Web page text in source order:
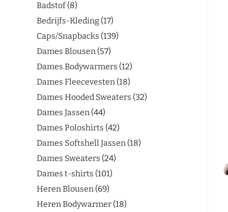
Badstof 8
Bedrijfs-Kleding 17
Caps/Snapbacks 139
Dames Blousen 57
Dames Bodywarmers 12
Dames Fleecevesten 18
Dames Hooded Sweaters 32
Dames Jassen 44
Dames Poloshirts 42
Dames Softshell Jassen 18
Dames Sweaters 24
Dames t-shirts 101
Heren Blousen 69
Heren Bodywarmer 18